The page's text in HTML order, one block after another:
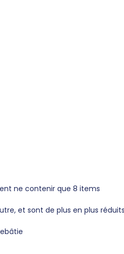
ne contenir que 8 items
et sont de plus en plus réduits